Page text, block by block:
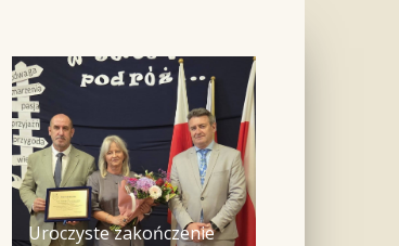
Uroczyste zakończenie